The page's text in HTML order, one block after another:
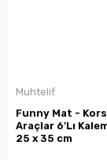
Muhtelif
Funny Mat -
Araçlar 6'Lı
25 x 35 cm